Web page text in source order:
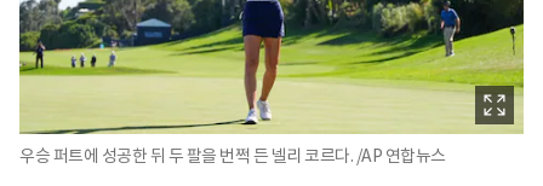
우승 퍼트에 성공한 뒤 두 팔을 번쩍 든 넬리 코르다. /AP 연합뉴스